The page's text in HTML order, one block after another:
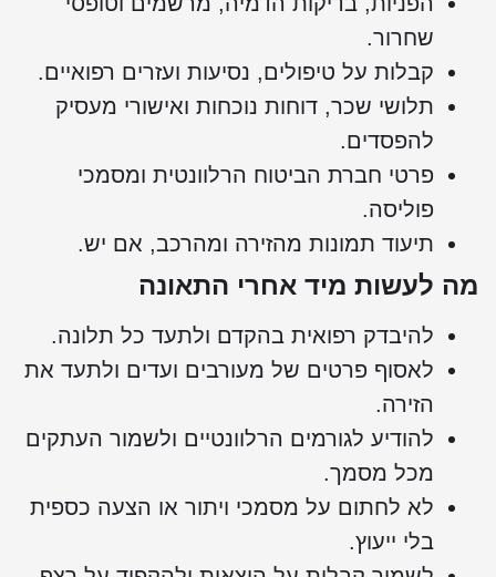
שחרור.
קבלות על טיפולים, נסיעות ועזרים רפואיים.
תלושי שכר, דוחות נוכחות ואישורי מעסיק
להפסדים.
פרטי חברת הביטוח הרלוונטית ומסמכי
פוליסה.
תיעוד תמונות מהזירה ומהרכב, אם יש.
לעשות מיד אחרי התאונה
להיבדק רפואית בהקדם ולתעד כל תלונה.
לאסוף פרטים של מעורבים ועדים ולתעד את
הזירה.
להודיע לגורמים הרלוונטיים ולשמור העתקים
מכל מסמך.
לא לחתום על מסמכי ויתור או הצעה כספית
בלי ייעוץ.